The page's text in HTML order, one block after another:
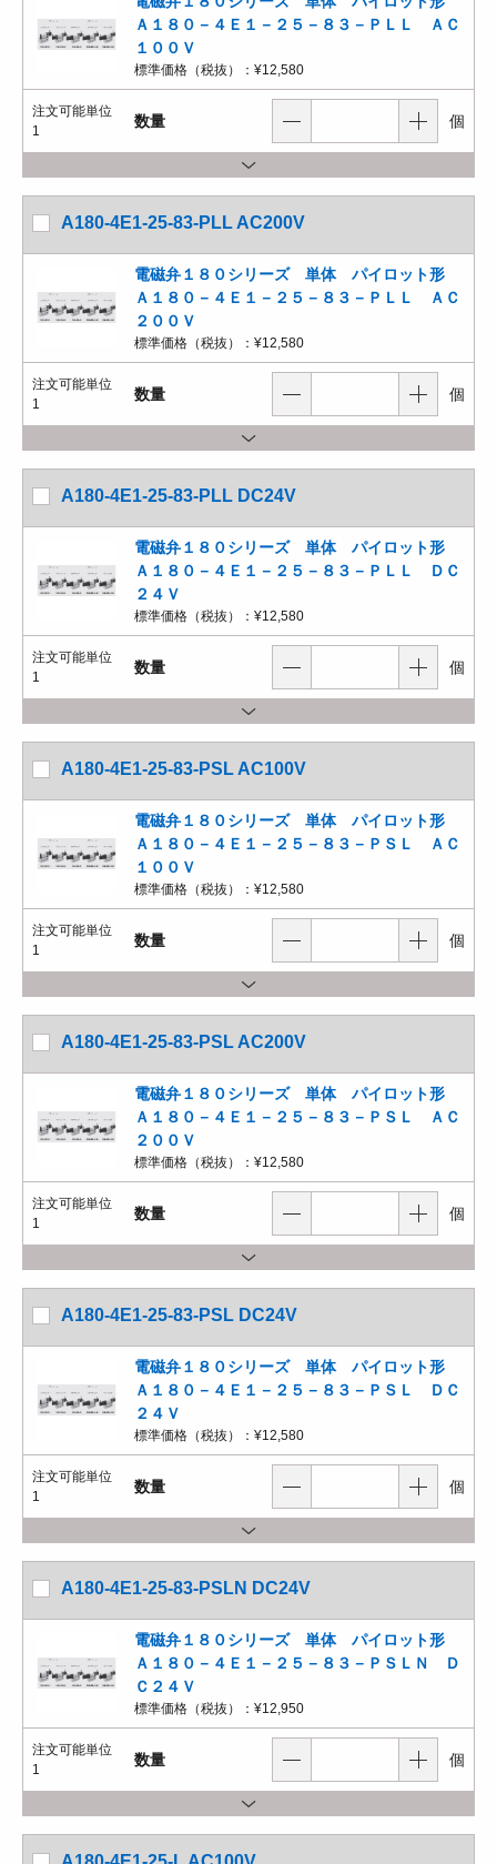
Ａ１８０－４Ｅ１－２５－８３－ＰＬＬ ＡＣ
１００Ｖ
標準価格（税抜）： ¥12,580
注文可能単位
1
数量 個
A180-4E1-25-83-PLL AC200V
電磁弁１８０シリーズ 単体 パイロット形
Ａ１８０－４Ｅ１－２５－８３－ＰＬＬ ＡＣ
２００Ｖ
標準価格（税抜）： ¥12,580
注文可能単位
1
数量 個
A180-4E1-25-83-PLL DC24V
電磁弁１８０シリーズ 単体 パイロット形
Ａ１８０－４Ｅ１－２５－８３－ＰＬＬ ＤＣ
２４Ｖ
標準価格（税抜）： ¥12,580
注文可能単位
1
数量 個
A180-4E1-25-83-PSL AC100V
電磁弁１８０シリーズ 単体 パイロット形
Ａ１８０－４Ｅ１－２５－８３－ＰＳＬ ＡＣ
１００Ｖ
標準価格（税抜）： ¥12,580
注文可能単位
1
数量 個
A180-4E1-25-83-PSL AC200V
電磁弁１８０シリーズ 単体 パイロット形
Ａ１８０－４Ｅ１－２５－８３－ＰＳＬ ＡＣ
２００Ｖ
標準価格（税抜）： ¥12,580
注文可能単位
1
数量 個
A180-4E1-25-83-PSL DC24V
電磁弁１８０シリーズ 単体 パイロット形
Ａ１８０－４Ｅ１－２５－８３－ＰＳＬ ＤＣ
２４Ｖ
標準価格（税抜）： ¥12,580
注文可能単位
1
数量 個
A180-4E1-25-83-PSLN DC24V
電磁弁１８０シリーズ 単体 パイロット形
Ａ１８０－４Ｅ１－２５－８３－ＰＳＬＮ Ｄ
Ｃ２４Ｖ
標準価格（税抜）： ¥12,950
注文可能単位
1
数量 個